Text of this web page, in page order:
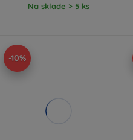
Na sklade > 5 ks
-10%